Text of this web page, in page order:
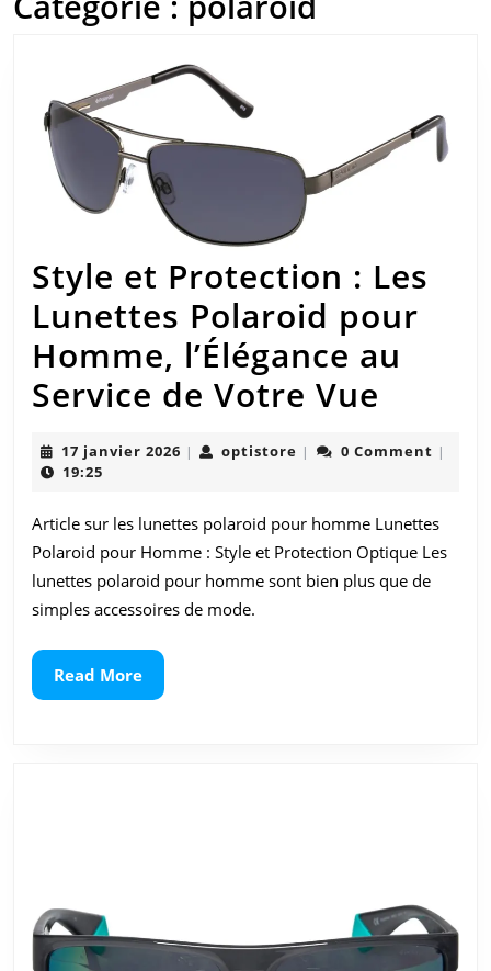
Style et Protection : Les
Lunettes Polaroid pour
Homme, l’Élégance au
Service de Votre Vue
:
Les
Votre
Vue
17 janvier 2026 17| optistore optistore
| 0 Comment |
19:25
Article sur les lunettes polaroid pour homme Lunettes
Polaroid pour Homme : Style et Protection Optique Les
lunettes polaroid pour homme sont bien plus que de
simples accessoires de mode.
Read MoreRead
More